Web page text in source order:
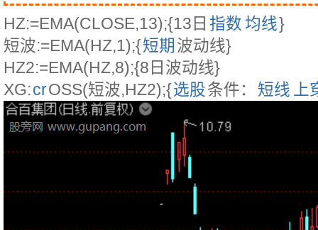
HZ:=EMA(CLOSE,13);{13日 指数 均线}
短波:=EMA(HZ,1);{短期 波动线}
HZ2:=EMA(HZ,8);{8日波动线}
XG:crOSS(短波,HZ2);{选股条件： 短线 上